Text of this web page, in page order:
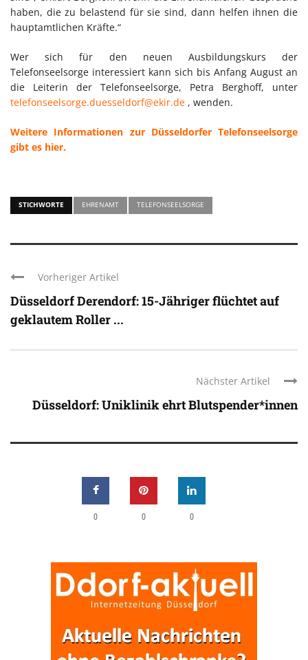
haben, die zu belastend für sie sind, dann helfen ihnen die
hauptamtlichen Kräfte.“
Wer sich für den neuen Ausbildungskurs der
Telefonseelsorge interessiert kann sich bis Anfang August an
die Leiterin der Telefonseelsorge, Petra Berghoff, unter
telefonseelsorge.duesseldorf@ekir.de , wenden.
Weitere Informationen zur Düsseldorfer Telefonseelsorge
gibt es hier.
STICHWORTE EHRENAMT TELEFONSEELSORGE
Vorheriger Artikel
Düsseldorf Derendorf: 15-Jähriger flüchtet auf
geklautem Roller ...
Nächster Artikel
Düsseldorf: Uniklinik ehrt Blutspender*innen
0 0 0